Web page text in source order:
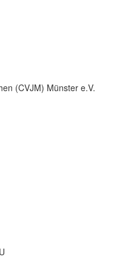
(CVJM) Münster e.V.